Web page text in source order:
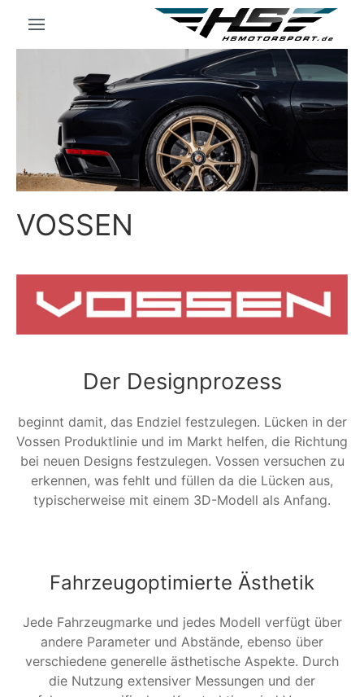
VOSSEN
Der Designprozess
beginnt damit, das Endziel festzulegen. Lücken in der
Vossen Produktlinie und im Markt helfen, die Richtung
bei neuen Designs festzulegen. Vossen versuchen zu
erkennen, was fehlt und füllen da die Lücken aus,
typischerweise mit einem 3D-Modell als Anfang.
Fahrzeugoptimierte Ästhetik
Jede Fahrzeugmarke und jedes Modell verfügt über
andere Parameter und Abstände, ebenso über
verschiedene generelle ästhetische Aspekte. Durch
die Nutzung extensiver Messungen und der